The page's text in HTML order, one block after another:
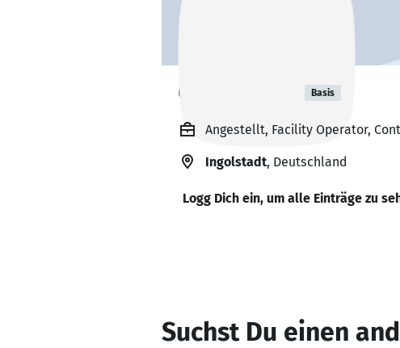
Okan Demir Basis
Angestellt, Facility Operator,
Ingolstadt, Deutschland
Logg Dich ein, um alle Einträge zu
Suchst Du einen